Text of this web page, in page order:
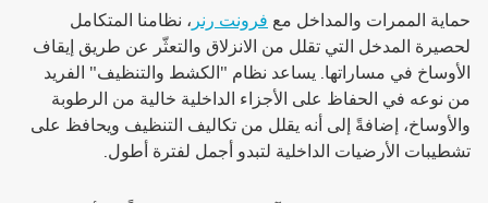
حماية الممرات والمداخل مع فرونت رنر ، نظامنا المتكامل
لحصيرة المدخل التي تقلل من الانزلاق والتعثّر عن طريق إيقاف
الأوساخ في مساراتها. يساعد نظام "الكشط والتنظيف" الفريد
من نوعه في الحفاظ على الأجزاء الداخلية خالية من الرطوبة
والأوساخ، إضافةً إلى أنه يقلل من تكاليف التنظيف ويحافظ على
تشطيبات الأرضيات الداخلية لتبدو أجمل لفترة أطول.